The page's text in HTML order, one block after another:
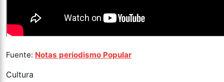
Fuente: Notas periodismo Popular
Cultura